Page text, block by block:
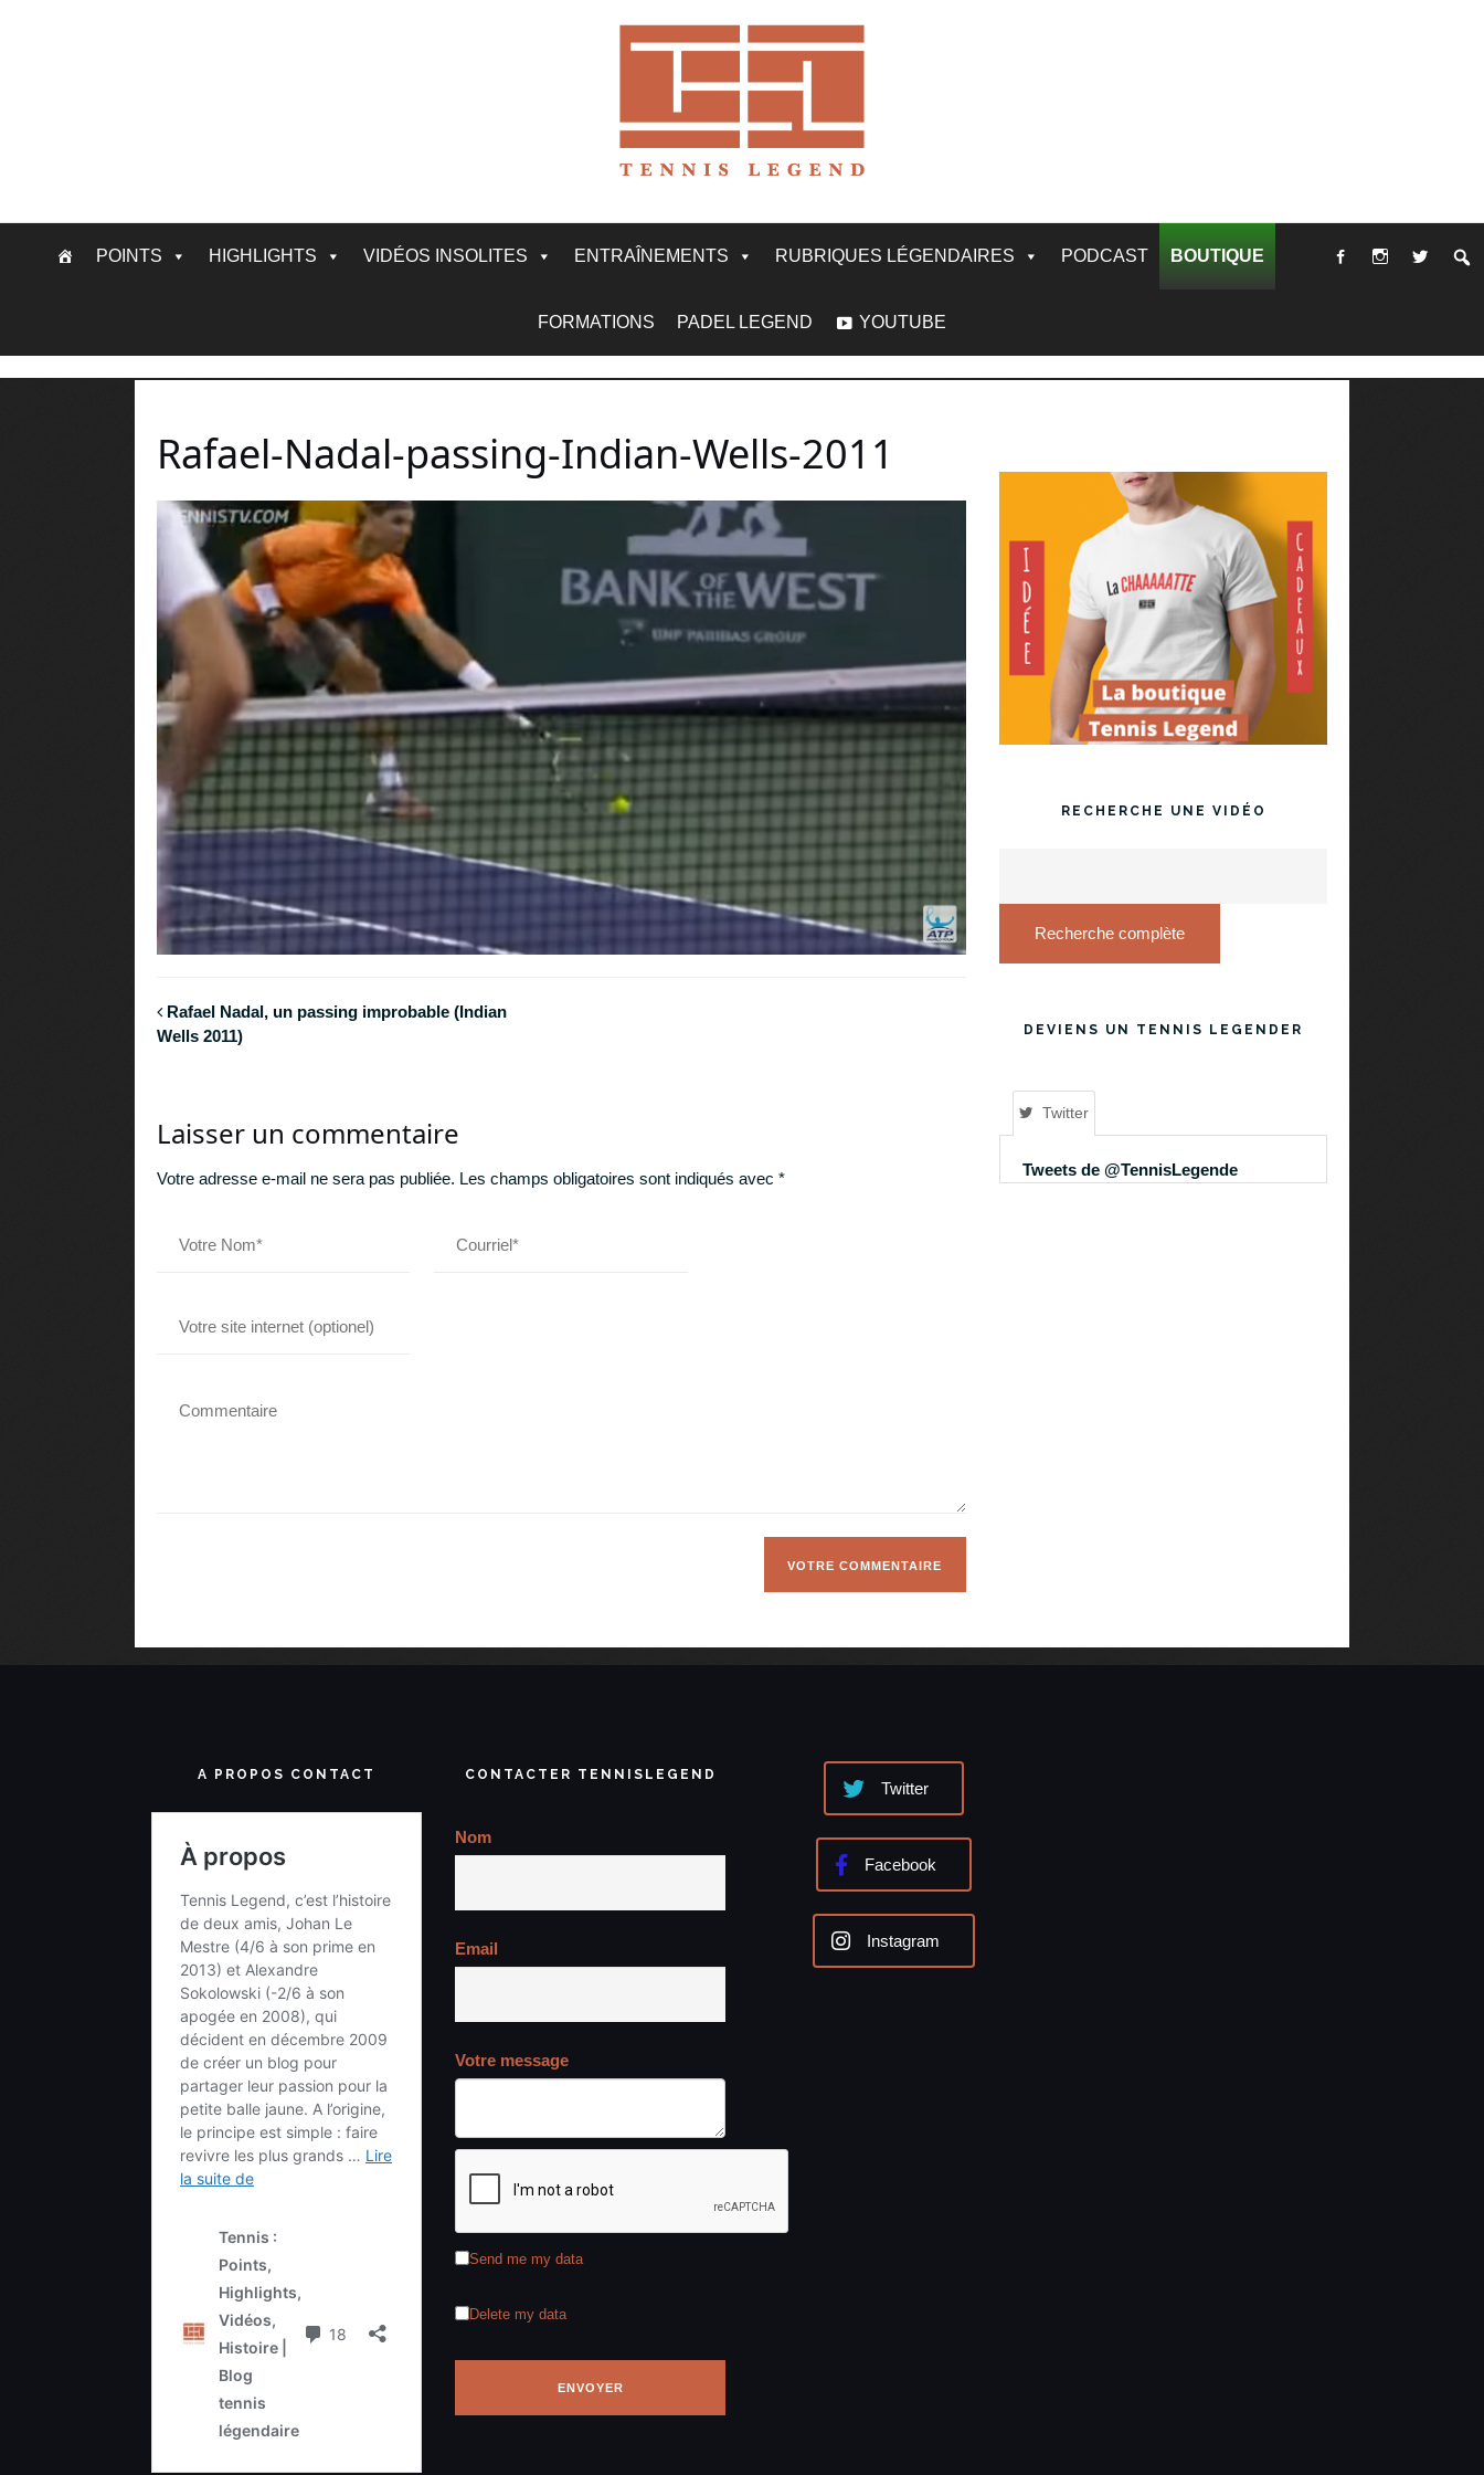
POINTS HIGHLIGHTS VIDÉOS INSOLITES ENTRAÎNEMENTS RUBRIQUES LÉGENDAIRES PODCAST BOUTIQUE
FORMATIONS PADEL LEGEND YOUTUBE
Rafael-Nadal-passing-Indian-Wells-2011
Rafael Nadal, un passing improbable (Indian
Wells 2011)
Laisser un commentaire
Votre adresse e-mail ne sera pas publiée. Les champs obligatoires sont indiqués avec *
RECHERCHE UNE VIDÉO
Recherche complète
DEVIENS UN TENNIS LEGENDER
Twitter
Tweets de @TennisLegende
A PROPOS CONTACT CONTACTER TENNISLEGEND
Nom
Email
Votre message
Send me my data
Delete my data
Twitter
Facebook
Instagram